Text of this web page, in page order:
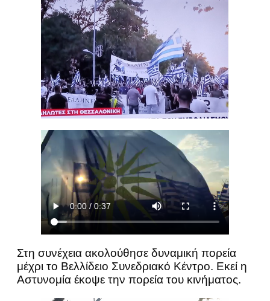
Στη συνέχεια ακολούθησε δυναμική πορεία
μέχρι το Βελλίδειο Συνεδριακό Κέντρο. Εκεί η
Αστυνομία έκοψε την πορεία του κινήματος.